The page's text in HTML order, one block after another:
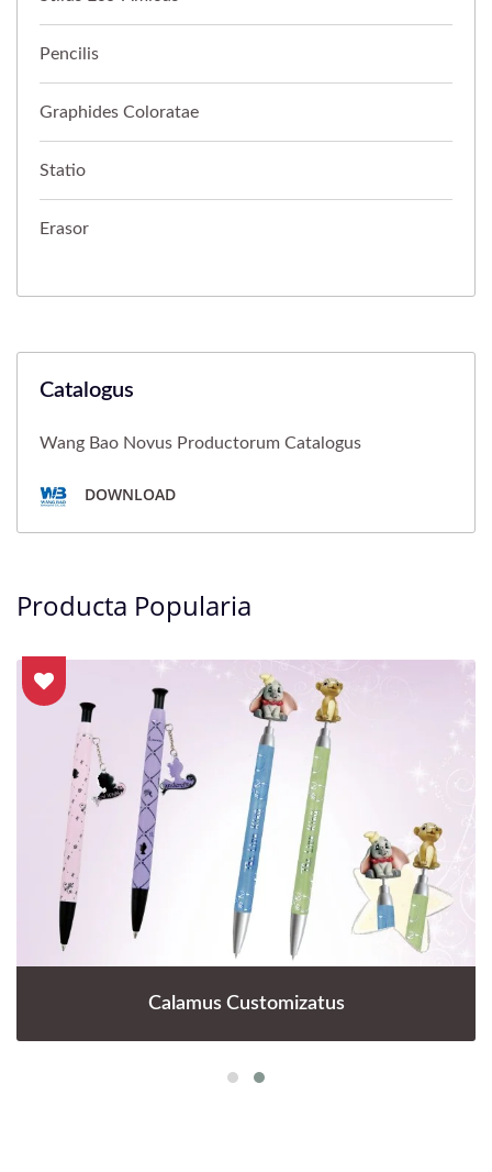
Pencilis
Graphides Coloratae
Statio
Erasor
Catalogus
Wang Bao Novus Productorum Catalogus
DOWNLOAD
Producta Popularia
Calamus Customizatus